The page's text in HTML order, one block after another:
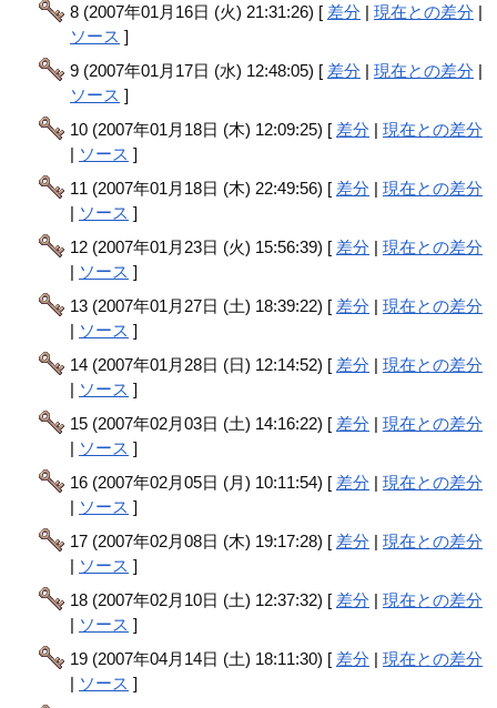
8 (2007年01月16日 (火) 21:31:26) [ 差分 |現在との差分 |
ソース ]
9 (2007年01月17日 (水) 12:48:05) [ 差分 |現在との差分 |
ソース ]
10 (2007年01月18日 (木) 12:09:25) [ 差分 |現在との差分
| ソース ]
11 (2007年01月18日 (木) 22:49:56) [ 差分 |現在との差分
| ソース ]
12 (2007年01月23日 (火) 15:56:39) [ 差分 |現在との差分
| ソース ]
13 (2007年01月27日 (土) 18:39:22) [ 差分 |現在との差分
| ソース ]
14 (2007年01月28日 (日) 12:14:52) [ 差分 |現在との差分
| ソース ]
15 (2007年02月03日 (土) 14:16:22) [ 差分 |現在との差分
| ソース ]
16 (2007年02月05日 (月) 10:11:54) [ 差分 |現在との差分
| ソース ]
17 (2007年02月08日 (木) 19:17:28) [ 差分 |現在との差分
| ソース ]
18 (2007年02月10日 (土) 12:37:32) [ 差分 |現在との差分
| ソース ]
19 (2007年04月14日 (土) 18:11:30) [ 差分 |現在との差分
| ソース ]